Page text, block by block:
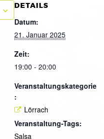
DETAILS
Datum:
21. Januar 2025
Zeit:
19:00 - 20:00
Veranstaltungskategorie
:
Lörrach
Veranstaltung-Tags:
Salsa